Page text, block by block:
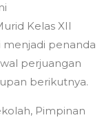
Kelas XII
menjadi penanda
perjuangan
berikutnya.
Pimpinan